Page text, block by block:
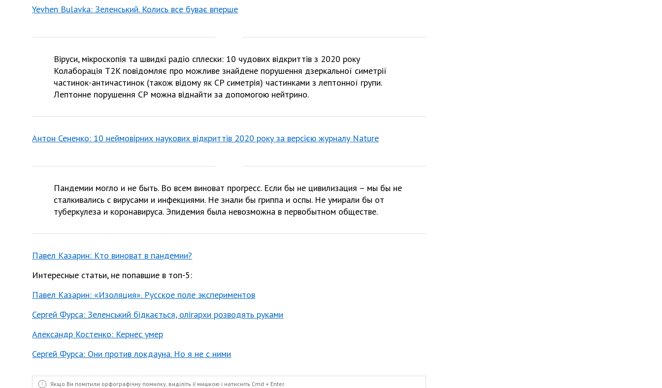
Yevhen Bulavka: Зеленський. Колись все буває вперше
Віруси, мікроскопія та швидкі радіо сплески: 10 чудових відкриттів з 2020 року
Колаборація T2K повідомляє про можливе знайдене порушення дзеркальної симетрії
частинок-античастинок (також відому як CP симетрія) частинками з лептонної групи.
Лептонне порушення СР можна віднайти за допомогою нейтрино.
Антон Сененко: 10 неймовірних наукових відкриттів 2020 року за версією журналу Nature
Пандемии могло и не быть. Во всем виноват прогресс. Если бы не цивилизация – мы бы не
сталкивались с вирусами и инфекциями. Не знали бы гриппа и оспы. Не умирали бы от
туберкулеза и коронавируса. Эпидемия была невозможна в первобытном обществе.
Павел Казарин: Кто виноват в пандемии?
Интересные статьи, не попавшие в топ-5:
Павел Казарин: «Изоляция». Русское поле экспериментов
Сергей Фурса: Зеленський бідкається, олігархи розводять руками
Александр Костенко: Кернес умер
Сергей Фурса: Они против локдауна. Но я не с ними
Якщо Ви помітили орфографічну помилку, виділіть її мишкою і натисніть Cmd + Enter.